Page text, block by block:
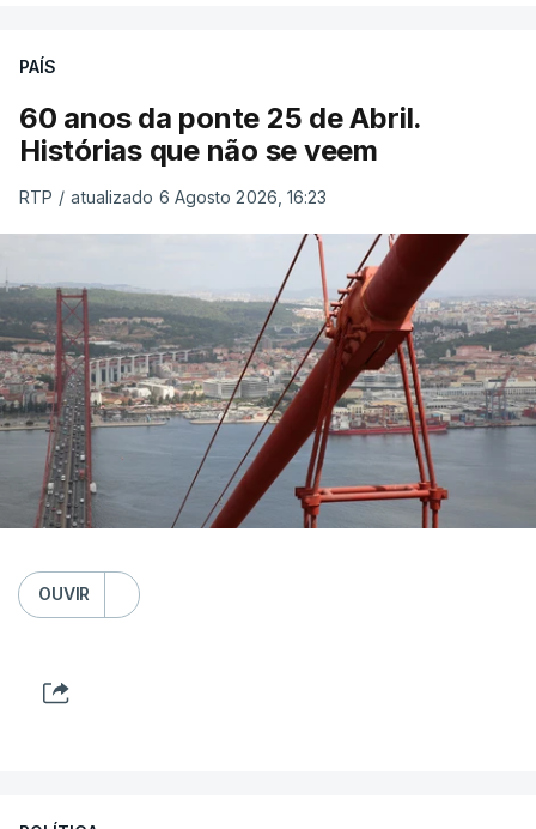
PAÍS
60 anos da ponte 25 de Abril.
Histórias que não se veem
RTP / atualizado 6 Agosto 2026, 16:23
OUVIR